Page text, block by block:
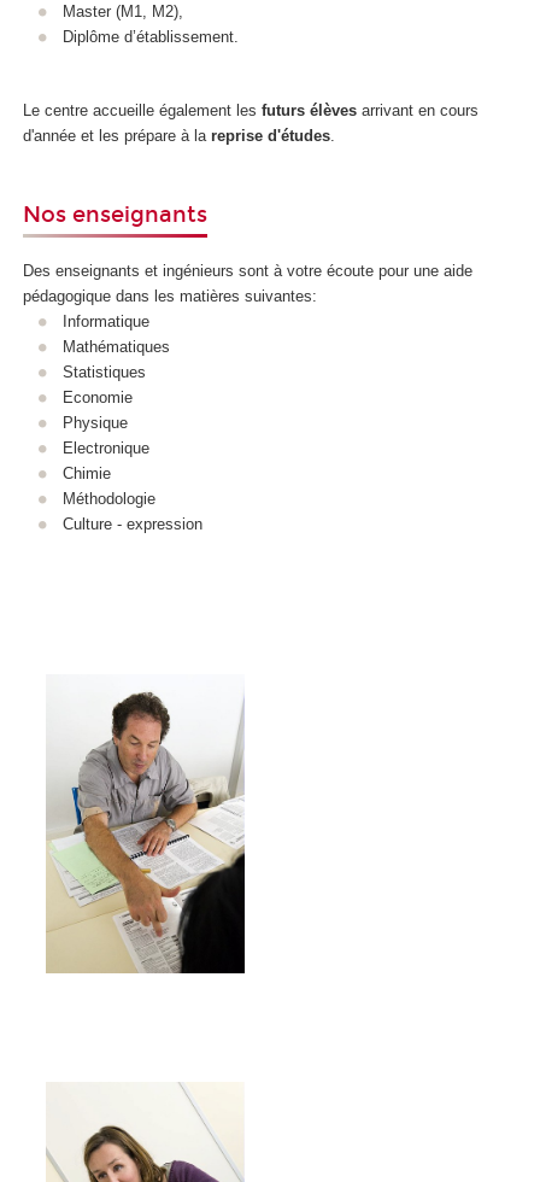
Master (M1, M2),
Diplôme d’établissement.
Le centre accueille également les futurs élèves arrivant en cours
d'année et les prépare à la reprise d'études.
Nos enseignants
Des enseignants et ingénieurs sont à votre écoute pour une aide
pédagogique dans les matières suivantes:
Informatique
Mathématiques
Statistiques
Economie
Physique
Electronique
Chimie
Méthodologie
Culture - expression